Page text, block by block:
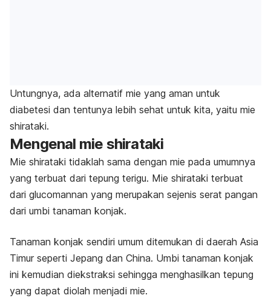
Untungnya, ada alternatif mie yang aman untuk
diabetesi dan tentunya lebih sehat untuk kita, yaitu mie
shirataki.
Mengenal mie shirataki
Mie shirataki tidaklah sama dengan mie pada umumnya
yang terbuat dari tepung terigu. Mie shirataki terbuat
dari glucomannan yang merupakan sejenis serat pangan
dari umbi tanaman konjak.
Tanaman konjak sendiri umum ditemukan di daerah Asia
Timur seperti Jepang dan China. Umbi tanaman konjak
ini kemudian diekstraksi sehingga menghasilkan tepung
yang dapat diolah menjadi mie.